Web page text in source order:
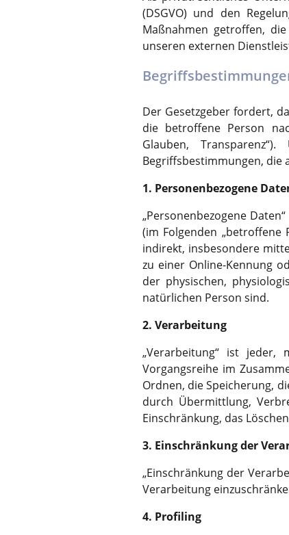
Anbieter Google
Laufzeit 1 Tag
Zweck
der
wie es
Daten
in
Name
Anbieter Google
Laufzeit 1 Minute
Zweck
dazu
Name
Laufzeit 2 Jahre
Zweck
sollen
(DSGVO) und den
Maßnahmen getroffen,
unseren externen
Der Gesetzgeber fordert,
die betroffene Person
Glauben,
Begriffsbestimmungen, die
1. Personenbezogene
„Personenbezogene
(im Folgenden
indirekt, insbesondere
zu einer Online-Kennung
der physischen,
natürlichen Person sind.
2. Verarbeitung
„Verarbeitung“ ist
Vorgangsreihe im
Ordnen, die Speicherung,
durch Übermittlung,
Einschränkung, das
3. Einschränkung der
„Einschränkung der
Verarbeitung
4. Profiling